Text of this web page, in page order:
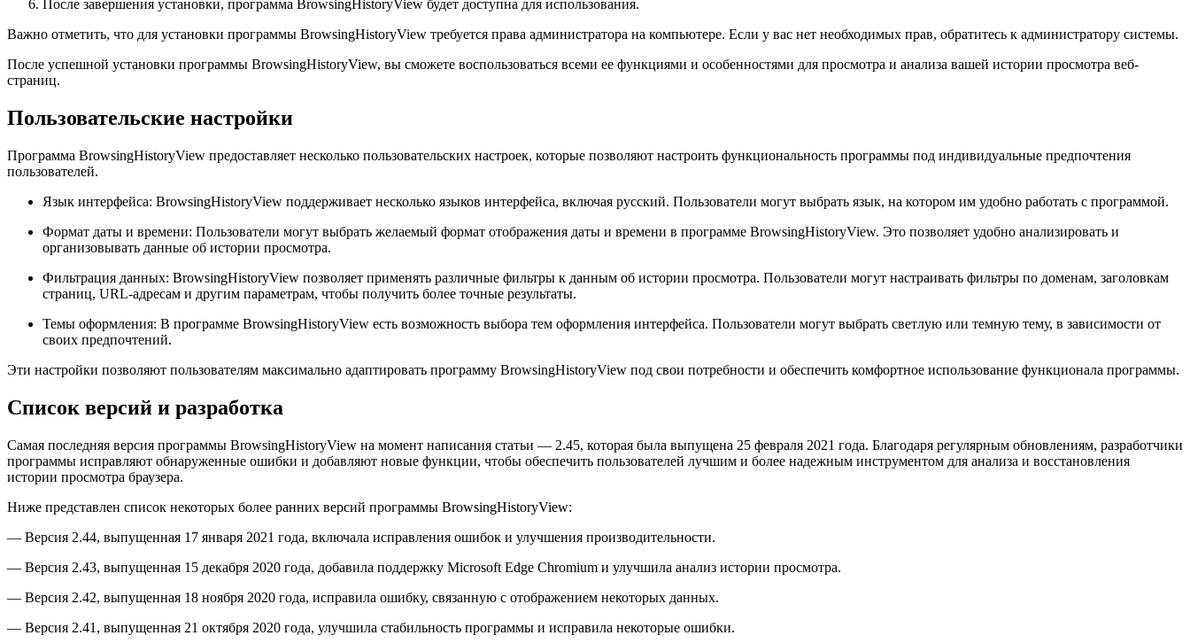
После завершения установки, программа BrowsingHistoryView будет доступна для использования.
Важно отметить, что для установки программы BrowsingHistoryView требуется права администратора на компьютере. Если у вас нет необходимых прав, обратитесь к администратору системы.
После успешной установки программы BrowsingHistoryView, вы сможете воспользоваться всеми ее функциями и особенностями для просмотра и анализа вашей истории просмотра веб-
страниц.
Пользовательские настройки
Программа BrowsingHistoryView предоставляет несколько пользовательских настроек, которые позволяют настроить функциональность программы под индивидуальные предпочтения
пользователей.
Язык интерфейса: BrowsingHistoryView поддерживает несколько языков интерфейса, включая русский. Пользователи могут выбрать язык, на котором им удобно работать с программой.
Формат даты и времени: Пользователи могут выбрать желаемый формат отображения даты и времени в программе BrowsingHistoryView. Это позволяет удобно анализировать и
организовывать данные об истории просмотра.
Фильтрация данных: BrowsingHistoryView позволяет применять различные фильтры к данным об истории просмотра. Пользователи могут настраивать фильтры по доменам, заголовкам
страниц, URL-адресам и другим параметрам, чтобы получить более точные результаты.
Темы оформления: В программе BrowsingHistoryView есть возможность выбора тем оформления интерфейса. Пользователи могут выбрать светлую или темную тему, в зависимости от
своих предпочтений.
Эти настройки позволяют пользователям максимально адаптировать программу BrowsingHistoryView под свои потребности и обеспечить комфортное использование функционала программы.
Список версий и разработка
Самая последняя версия программы BrowsingHistoryView на момент написания статьи — 2.45, которая была выпущена 25 февраля 2021 года. Благодаря регулярным обновлениям, разработчики
программы исправляют обнаруженные ошибки и добавляют новые функции, чтобы обеспечить пользователей лучшим и более надежным инструментом для анализа и восстановления
истории просмотра браузера.
Ниже представлен список некоторых более ранних версий программы BrowsingHistoryView:
— Версия 2.44, выпущенная 17 января 2021 года, включала исправления ошибок и улучшения производительности.
— Версия 2.43, выпущенная 15 декабря 2020 года, добавила поддержку Microsoft Edge Chromium и улучшила анализ истории просмотра.
— Версия 2.42, выпущенная 18 ноября 2020 года, исправила ошибку, связанную с отображением некоторых данных.
— Версия 2.41, выпущенная 21 октября 2020 года, улучшила стабильность программы и исправила некоторые ошибки.